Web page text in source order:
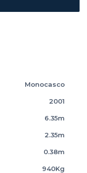
Monocasco
2001
6.35m
2.35m
0.38m
940Kg